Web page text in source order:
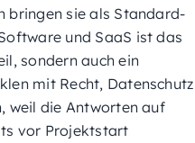
bringen sie als Standard-
und SaaS ist das
sondern auch ein
mit Recht, Datenschutz
weil die Antworten auf
vor Projektstart